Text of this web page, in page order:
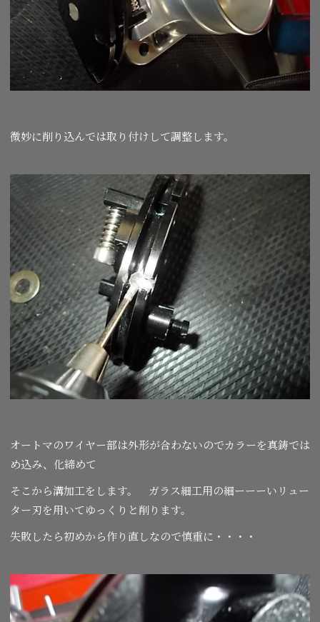
微妙に削り込んでは取り付けして調整します。
オートマのワイヤー部は外形が合わないのでカラーを真鋳では
め込み、化締めて
そこから溝加工をします。 ガラス細工用の細ーーーいリュー
ター刃を用いてゆっくりと削ります。
失敗したら初めから作り直しなので慎重に・・・・